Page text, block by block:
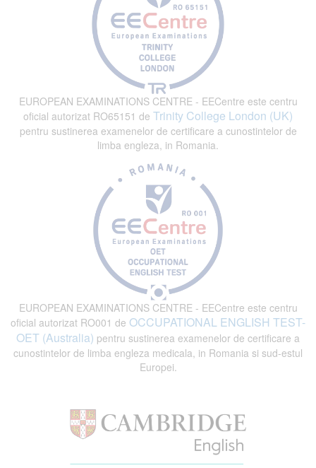
EUROPEAN EXAMINATIONS CENTRE - EECentre este centru
oficial autorizat RO65151 de Trinity College London (UK)
pentru sustinerea examenelor de certificare a cunostintelor de
limba engleza, in Romania.
EUROPEAN EXAMINATIONS CENTRE - EECentre este centru
oficial autorizat RO001 de OCCUPATIONAL ENGLISH TEST-
OET (Australia) pentru sustinerea examenelor de certificare a
cunostintelor de limba engleza medicala, in Romania si sud-estul
Europei.